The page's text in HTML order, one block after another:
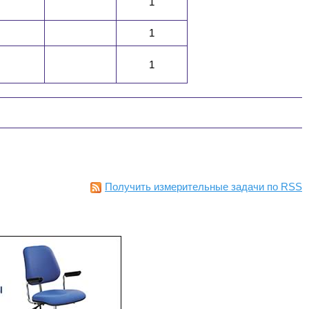
1
1
Получить измерительные задачи по RSS